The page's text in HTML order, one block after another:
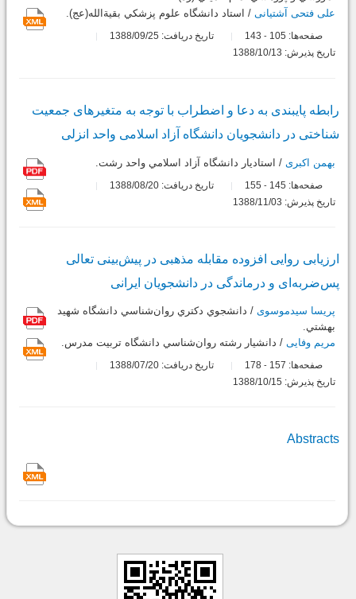
علی فتحی آشتیانی / استاد دانشگاه علوم پزشكي بقيةالله(عج).
صفحه‌ها: 105
-
تاریخ دریافت: 1388/09/25
تاریخ پذیرش: 1388/10/13
رابطه پایبندی به دعا و اضطراب با توجه به متغیرهای جمعیت
شناختی در دانشجویان دانشگاه آزاد اسلامی واحد انزلی
بهمن اکبری / استاديار دانشگاه آزاد اسلامي واحد رشت.
صفحه‌ها: 145
-
تاریخ دریافت: 1388/08/20
تاریخ پذیرش: 1388/11/03
ارزیابی روایی افزوده مقابله مذهبی در پیش‌بینی تعالی
پس‌ضربه‌ای و درماندگی در دانشجویان ایرانی
پریسا سیدموسوی / دانشجوي دکتري روان‌شناسي دانشگاه شهيد
بهشتي.
مریم وفایی / دانشيار رشته روان‌شناسي دانشگاه تربيت مدرس.
صفحه‌ها: 157
-
تاریخ دریافت: 1388/07/20
تاریخ پذیرش: 1388/10/15
Abstracts